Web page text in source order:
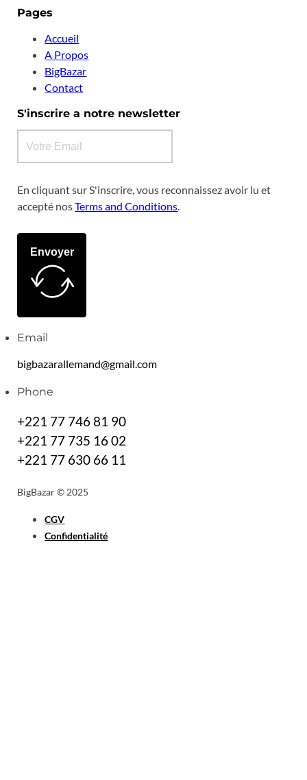
Pages
Accueil
A Propos
BigBazar
Contact
S'inscrire a notre newsletter
En cliquant sur S'inscrire, vous reconnaissez avoir lu et
accepté nosTerms and Conditions.
Envoyer
Email
bigbazarallemand@gmail.com
Phone
+221 77 746 81 90
+221 77 735 16 02
+221 77 630 66 11
BigBazar © 2025
CGV
Confidentialité